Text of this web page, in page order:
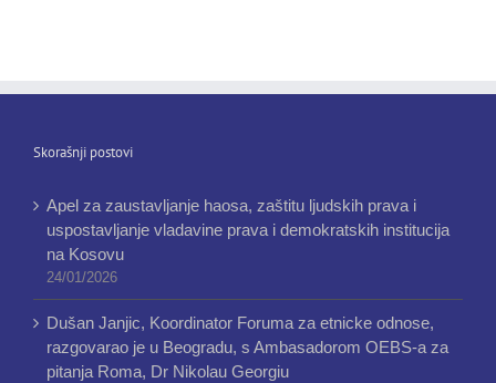
Skorašnji postovi
Apel za zaustavljanje haosa, zaštitu ljudskih prava i
uspostavljanje vladavine prava i demokratskih institucija
na Kosovu
24/01/2026
Dušan Janjic, Koordinator Foruma za etnicke odnose,
razgovarao je u Beogradu, s Ambasadorom OEBS-a za
pitanja Roma, Dr Nikolau Georgiu